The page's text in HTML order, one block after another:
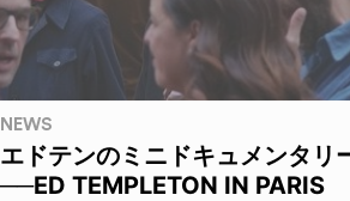
NEWS
エドテンのミニドキュメンタリ
──ED TEMPLETON IN PARIS